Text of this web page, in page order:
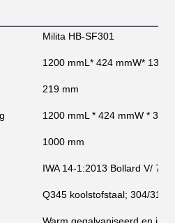
Milita HB-SF301
1200 mmL* 424 mmW* 1345
219 mm
1200 mmL * 424 mmW * 330
1000 mm
IWA 14-1:2013 Bollard V/
Q345 koolstofstaal; 304/316